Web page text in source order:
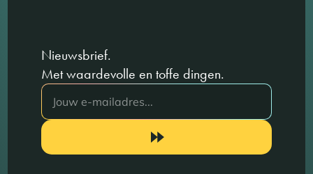
Nieuwsbrief.
Met waardevolle en toffe dingen.